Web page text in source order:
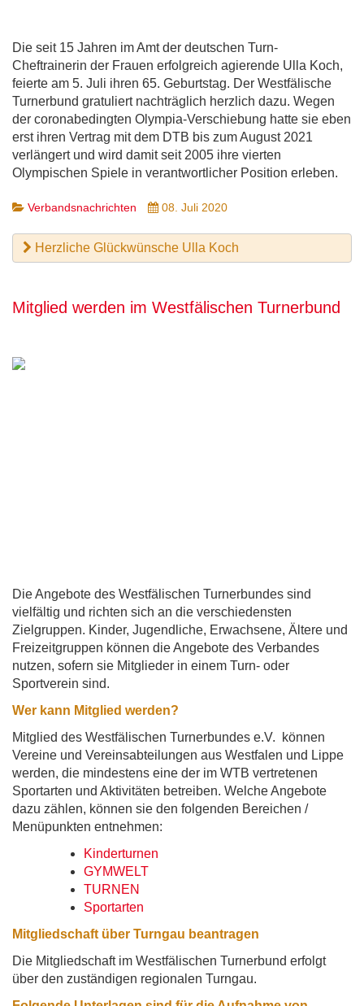
Die seit 15 Jahren im Amt der deutschen Turn-
Cheftrainerin der Frauen erfolgreich agierende Ulla Koch,
feierte am 5. Juli ihren 65. Geburtstag. Der Westfälische
Turnerbund gratuliert nachträglich herzlich dazu. Wegen
der coronabedingten Olympia-Verschiebung hatte sie eben
erst ihren Vertrag mit dem DTB bis zum August 2021
verlängert und wird damit seit 2005 ihre vierten
Olympischen Spiele in verantwortlicher Position erleben.
Verbandsnachrichten 08. Juli 2020
Herzliche Glückwünsche Ulla Koch
Mitglied werden im Westfälischen Turnerbund
Die Angebote des Westfälischen Turnerbundes sind
vielfältig und richten sich an die verschiedensten
Zielgruppen. Kinder, Jugendliche, Erwachsene, Ältere und
Freizeitgruppen können die Angebote des Verbandes
nutzen, sofern sie Mitglieder in einem Turn- oder
Sportverein sind.
Wer kann Mitglied werden?
Mitglied des Westfälischen Turnerbundes e.V. können
Vereine und Vereinsabteilungen aus Westfalen und Lippe
werden, die mindestens eine der im WTB vertretenen
Sportarten und Aktivitäten betreiben. Welche Angebote
dazu zählen, können sie den folgenden Bereichen /
Menüpunkten entnehmen:
Kinderturnen
GYMWELT
TURNEN
Sportarten
Mitgliedschaft über Turngau beantragen
Die Mitgliedschaft im Westfälischen Turnerbund erfolgt
über den zuständigen regionalen Turngau.